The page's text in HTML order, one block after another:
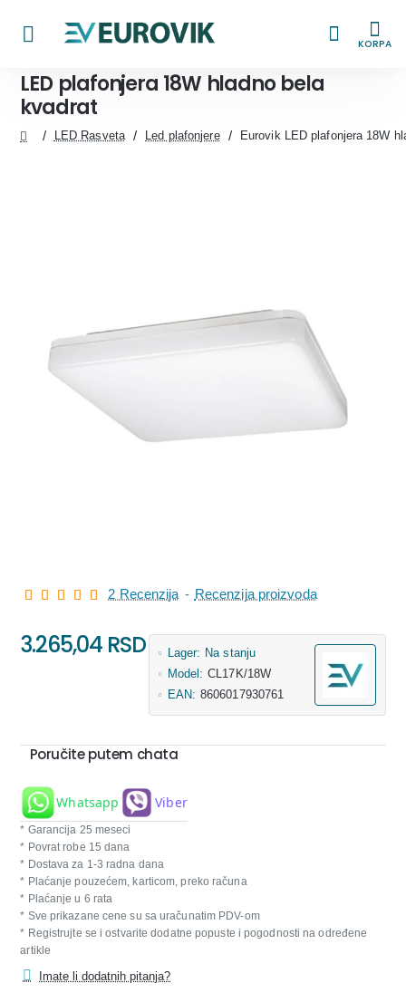
KORPA
LED plafonjera 18W hladno bela
kvadrat
LED Rasveta Led plafonjere Eurovik LED plafonjera 18W
2 Recenzija - Recenzija proizvoda
3.265,04 RSD Lager: Na stanju
Model: CL17K/18W
EAN: 8606017930761
Poručite putem chata
Whatsapp Viber
* Garancija 25 meseci
* Povrat robe 15 dana
* Dostava za 1-3 radna dana
* Plaćanje pouzećem, karticom, preko računa
* Plaćanje u 6 rata
* Sve prikazane cene su sa uračunatim PDV-om
* Registrujte se i ostvarite dodatne popuste i pogodnosti na određene
artikle
Imate li dodatnih pitanja?